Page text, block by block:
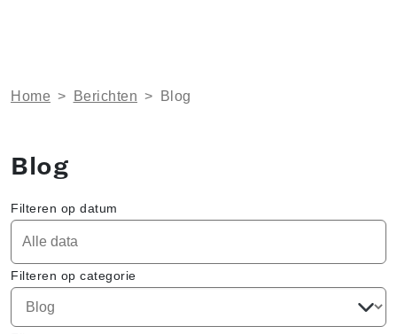
Home > Berichten > Blog
Blog
Filteren op datum
Filteren op categorie